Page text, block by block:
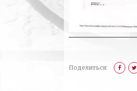
Поделиться: